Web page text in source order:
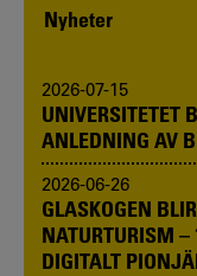
Nyheter
2026-07-15
UNIVERSITETET
ANLEDNING AV
2026-06-26
GLASKOGEN
NATURTURISM –
DIGITALT